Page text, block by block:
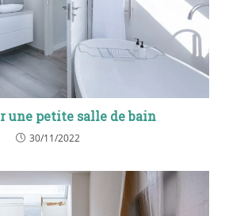
une petite salle de bain
30/11/2022